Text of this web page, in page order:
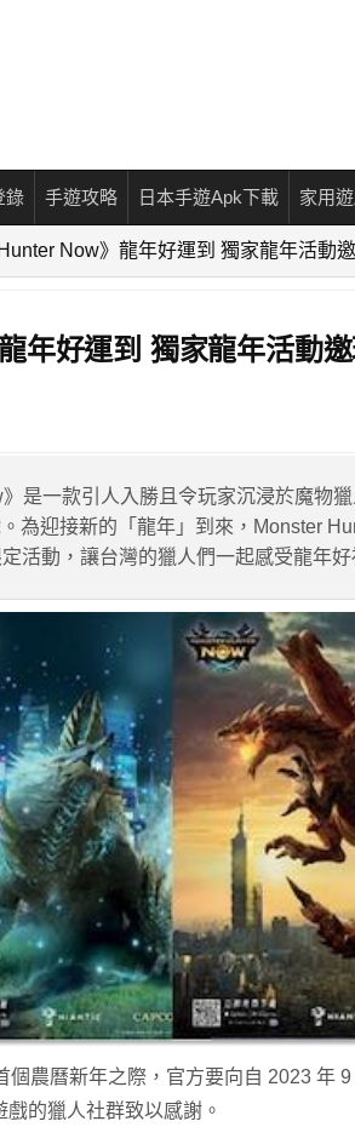
錄 手遊攻略 日本手遊Apk下載 家用
Hunter Now》龍年好運到 獨家龍年活動
年好運到 獨家龍年活動
》是一款引人入勝且令玩家沉浸於魔物
為迎接新的「龍年」到來，Monster
活動，讓台灣的獵人們一起感受龍年好
個農曆新年之際，官方要向自 2023 年
的獵人社群致以感謝。